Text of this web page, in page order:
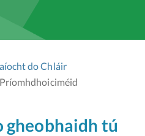
do Chláir
Príomhdhoiciméid
gheobhaidh tú